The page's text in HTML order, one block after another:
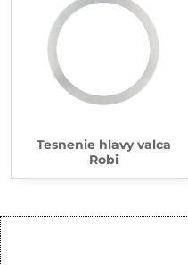
Tesnenie hlavy valca
Robi